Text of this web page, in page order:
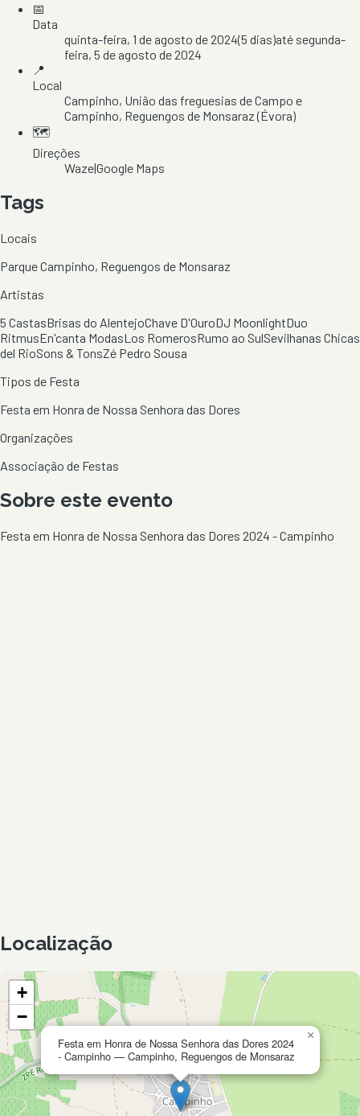
📅
Data
quinta-feira, 1 de agosto de 2024(5 dias)até segunda-
feira, 5 de agosto de 2024
📍
Local
Campinho, União das freguesias de Campo e
Campinho, Reguengos de Monsaraz(Évora)
🗺️
Direções
Waze|Google Maps
Tags
Locais
Parque Campinho, Reguengos de Monsaraz
Artistas
5 CastasBrisas do AlentejoChave D'OuroDJ MoonlightDuo
RitmusEn'canta ModasLos RomerosRumo ao SulSevilhanas Chicas
del RioSons & TonsZé Pedro Sousa
Tipos de Festa
Festa em Honra de Nossa Senhora das Dores
Organizações
Associação de Festas
Sobre este evento
Festa em Honra de Nossa Senhora das Dores 2024 - Campinho
Localização
Festa em Honra de Nossa Senhora das Dores 2024
- Campinho — Campinho, Reguengos de Monsaraz
×
+
−